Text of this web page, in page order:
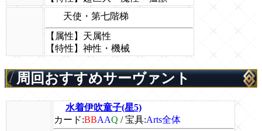
天使・第七階梯
【属性】天属性
【特性】神性・機械
周回おすすめサーヴァント
水着伊吹童子(星5)
カード:BBAAQ /宝具:Arts全体